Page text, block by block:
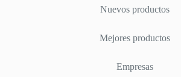
Nuevos productos
Mejores productos
Empresas